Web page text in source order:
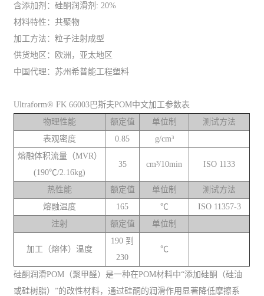
含添加剂：硅酮润滑剂: 20%
材料特性：共聚物
加工方法：粒子注射成型
供货地区：欧洲，亚太地区
中国代理：苏州希普能工程塑料
Ultraform® FK 66003巴斯夫POM中文加工参数表
物理性能
额定值 单位制
测试方法
表观密度
0.85
g/cm³
熔融体积流量（MVR）
(190℃/2.16kg)
35 cm³/10min ISO 1133
热性能 额定值 单位制
测试方法
熔融温度
165 ℃
ISO 11357-3
注射
额定值 单位制
加工（熔体）温度
190 到
230
℃
硅酮润滑POM（聚甲醛）是一种在POM材料中“添加硅酮（硅油
或硅树脂）”的改性材料，通过硅酮的润滑作用显著降低摩擦系